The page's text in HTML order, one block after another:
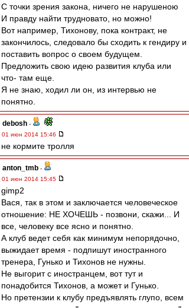
С точки зрения закона, ничего не нарушеною
И правду найти трудновато, но можно!
Вот например, Тихонову, пока контракт, не
закончилось, следовало бы сходить к гендиру и
поставить вопрос о своем будущем.
Предложить свою идею развития клуба или
что- там еще.
Я не знаю, ходил ли он, из интервью не
понятно.
debosh -
01 июн 2014 15:46
не кормите тролля
anton_tmb -
01 июн 2014 15:45
gimp2
Вася, так в этом и заключается человеческое
отношение: НЕ ХОЧЕШЬ - позвони, скажи... И
все, человеку все ясно и понятно.
А клуб ведет себя как минимум непорядочно,
выжидает время - подпишут иностранного
тренера, Гунько и Тихонов не нужны.
Не выгорит с иностранцем, вот тут и
понадобится Тихонов, а может и Гунько.
Но претензии к клубу предъявлять глупо, всем